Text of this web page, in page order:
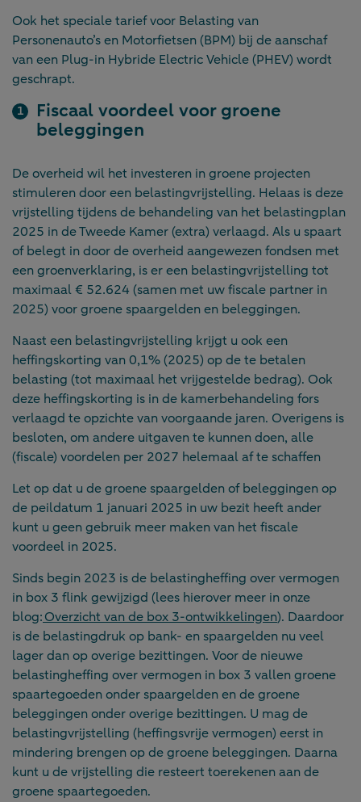
Ook het speciale tarief voor Belasting van
Personenauto’s en Motorfietsen (BPM) bij de aanschaf
van een Plug-in Hybride Electric Vehicle (PHEV) wordt
geschrapt.
Fiscaal voordeel voor groene
beleggingen
De overheid wil het investeren in groene projecten
stimuleren door een belastingvrijstelling. Helaas is deze
vrijstelling tijdens de behandeling van het belastingplan
2025 in de Tweede Kamer (extra) verlaagd. Als u spaart
of belegt in door de overheid aangewezen fondsen met
een groenverklaring, is er een belastingvrijstelling tot
maximaal € 52.624 (samen met uw fiscale partner in
2025) voor groene spaargelden en beleggingen.
Naast een belastingvrijstelling krijgt u ook een
heffingskorting van 0,1% (2025) op de te betalen
belasting (tot maximaal het vrijgestelde bedrag). Ook
deze heffingskorting is in de kamerbehandeling fors
verlaagd te opzichte van voorgaande jaren. Overigens is
besloten, om andere uitgaven te kunnen doen, alle
(fiscale) voordelen per 2027 helemaal af te schaffen
Let op dat u de groene spaargelden of beleggingen op
de peildatum 1 januari 2025 in uw bezit heeft ander
kunt u geen gebruik meer maken van het fiscale
voordeel in 2025.
Sinds begin 2023 is de belastingheffing over vermogen
in box 3 flink gewijzigd (lees hierover meer in onze
blog:Overzicht van de box 3-ontwikkelingen). Daardoor
is de belastingdruk op bank- en spaargelden nu veel
lager dan op overige bezittingen. Voor de nieuwe
belastingheffing over vermogen in box 3 vallen groene
spaartegoeden onder spaargelden en de groene
beleggingen onder overige bezittingen. U mag de
belastingvrijstelling (heffingsvrije vermogen) eerst in
mindering brengen op de groene beleggingen. Daarna
kunt u de vrijstelling die resteert toerekenen aan de
groene spaartegoeden.